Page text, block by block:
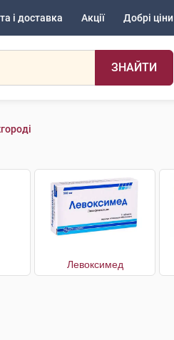
і доставка Акції Добрі ціни
ЗНАЙТИ
Левоксимед